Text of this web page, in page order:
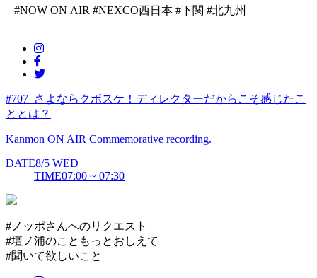
#NOW ON AIR #NEXCO西日本 #下関 #北九州
#707_さよならクボスケ！ディレクターだからこそ感じたこ
ととは？
Kanmon ON AIR Commemorative recording.
DATE8/5 WED
TIME07:00 ~ 07:30
#ノッポさんへのリクエスト
#壇ノ浦のこともっとおしえて
#聞いて欲しいこと